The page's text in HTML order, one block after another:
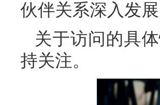
伙伴关系深入发
关于访问的具
持关注。